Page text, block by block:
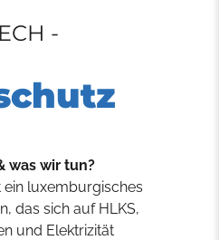
-
was wir tun?
ein luxemburgisches
das sich auf HLKS,
und Elektrizität